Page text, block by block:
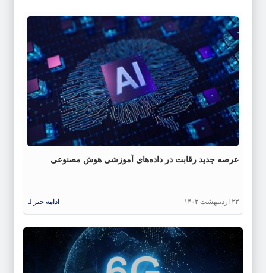
عرصه جدید رقابت در داده‌های آموزشی هوش مصنوعی
۲۳ اردیبهشت ۱۴۰۳ ادامه خبر